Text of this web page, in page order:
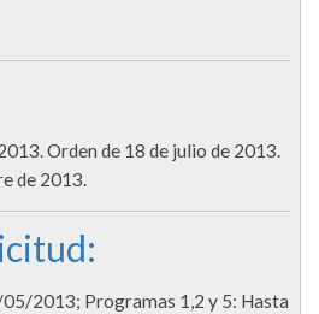
Orden de 18 de julio de 2013.
de 2013.
2013; Programas 1,2 y 5: Hasta